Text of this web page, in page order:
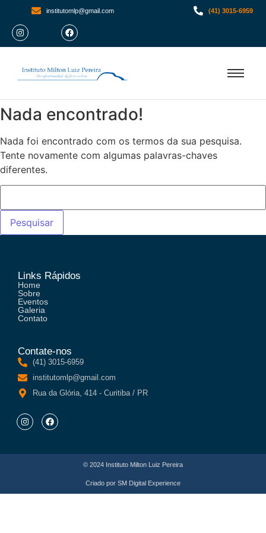
institutomlp@gmail.com (41) 3015-6959
Nada encontrado!
Nada foi encontrado com os termos da sua pesquisa.
Tente novamente com algumas palavras-chaves
diferentes.
Links Rápidos
Home
Sobre
Eventos
Galeria
Contato
Contate-nos
(41) 3015-6959
institutomlp@gmail.com
Rua da Glória, 414 - Curitiba / PR
© 2024 Instituto Milton Luiz Pereira
Criado por SM Digital Experience